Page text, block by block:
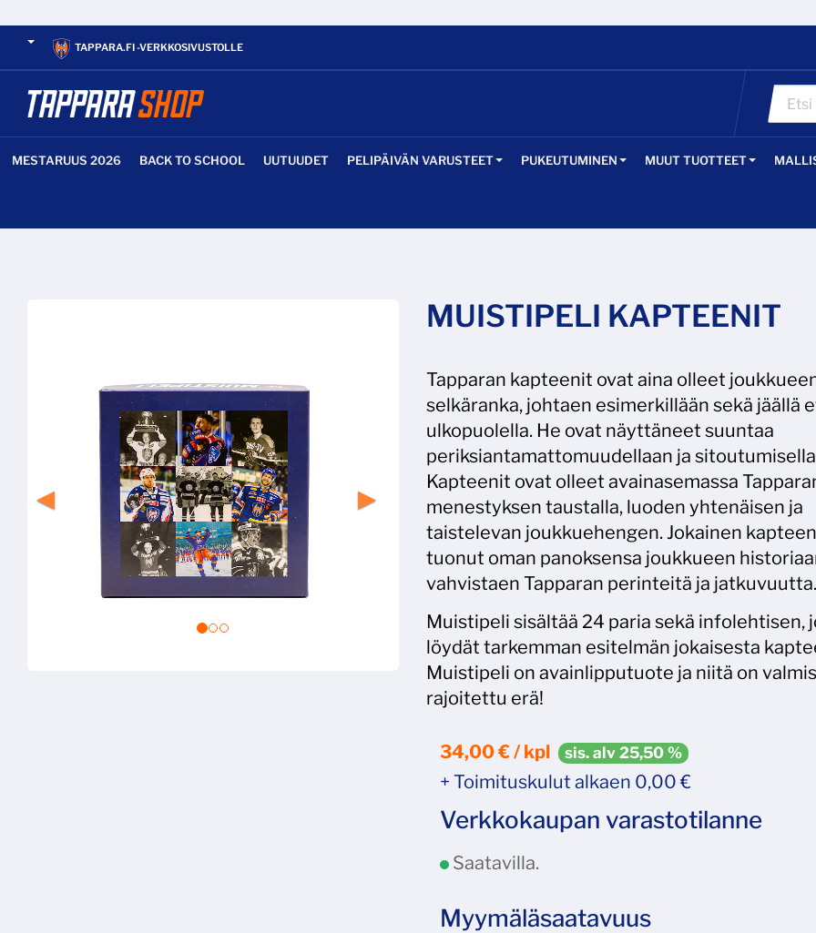
TAPPARA.FI -VERKKOSIVUSTOLLE
MESTARUUS 2026 BACK TO SCHOOL UUTUUDET PELIPÄIVÄN VARUSTEET PUKEUTUMINEN MUUT TUOTTEET
MUISTIPELI KAPTEENIT
Tapparan kapteenit ovat aina olleet
selkäranka, johtaen esimerkillään sekä jäällä
ulkopuolella. He ovat näyttäneet suuntaa
periksiantamattomuudellaan ja
Kapteenit ovat olleet avainasemassa
menestyksen taustalla, luoden yhtenäisen ja
taistelevan joukkuehengen. Jokainen
tuonut oman panoksensa joukkueen
vahvistaen Tapparan perinteitä ja jatkuvuutta.
Muistipeli sisältää 24 paria sekä infolehtisen,
löydät tarkemman esitelmän jokaisesta
Muistipeli on avainlipputuote ja niitä on
rajoitettu erä!
34,00 € / kpl sis. alv 25,50 %
+ Toimituskulut alkaen 0,00 €
Verkkokaupan varastotilanne
Saatavilla.
Myymäläsaatavuus